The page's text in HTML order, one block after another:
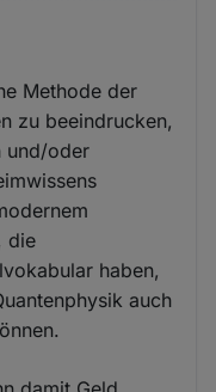
Methode der
zu beeindrucken,
und/oder
die
haben,
auch